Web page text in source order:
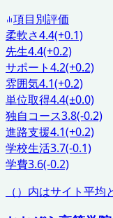
項目別評価
柔軟さ4.4(+0.1)
先生4.4(+0.2)
サポート4.2(+0.2)
雰囲気4.1(+0.2)
単位取得4.4(±0.0)
独自コース3.8(-0.2)
進路支援4.1(+0.2)
学校生活3.7(-0.1)
学費3.6(-0.2)
（）内はサイト平均